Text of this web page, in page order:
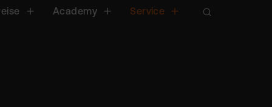
Academy Service